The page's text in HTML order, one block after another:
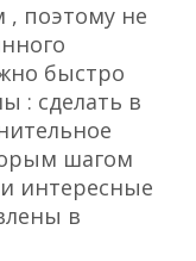
поэтому не
быстро
: сделать в
шагом
интересные
в